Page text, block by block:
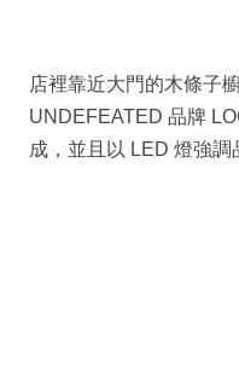
店裡靠近大門的木條子
UNDEFEATED 品牌
成，並且以 LED 燈強調